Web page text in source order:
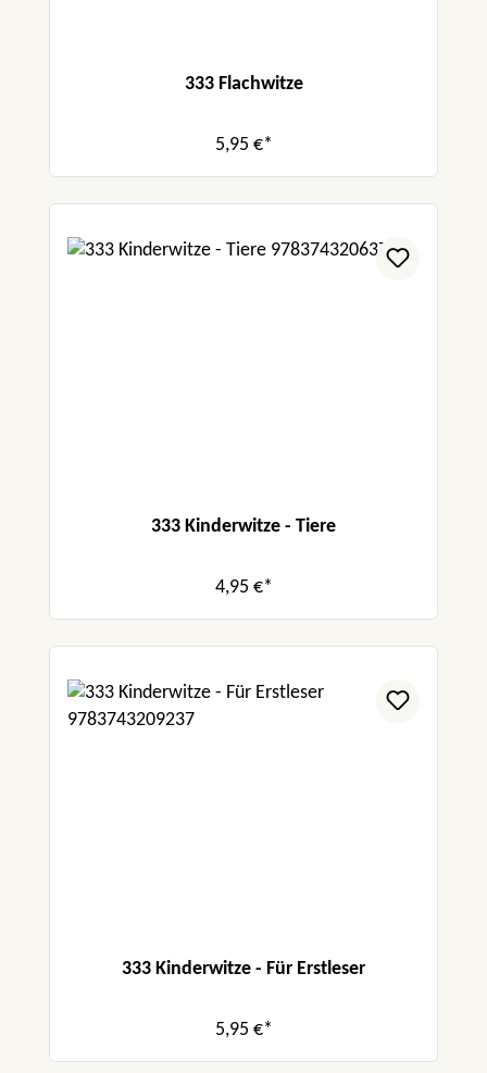
333 Flachwitze
5,95 €*
333 Kinderwitze - Tiere
4,95 €*
333 Kinderwitze - Für Erstleser
5,95 €*